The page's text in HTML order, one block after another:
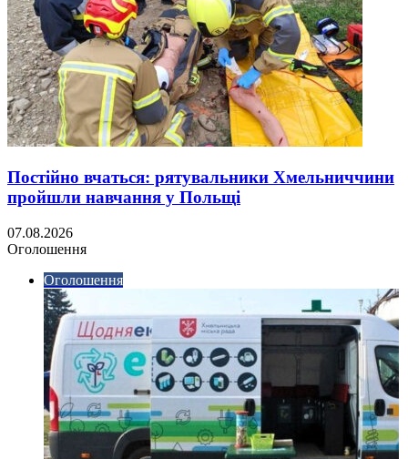
Постійно вчаться: рятувальники Хмельниччини
пройшли навчання у Польщі
07.08.2026
Оголошення
Оголошення